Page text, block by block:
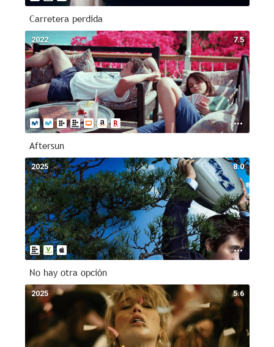
Carretera perdida
7.5
2022
Aftersun
8.0
2025
No hay otra opción
5.6
2025